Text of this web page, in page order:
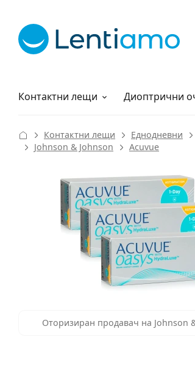
Контактни лещи
Разтвори Диоптрични
Как да поръчам?
Контактни лещи Еднодневни
Johnson & Johnson
Acuvue
Оторизиран продавач на Johnson